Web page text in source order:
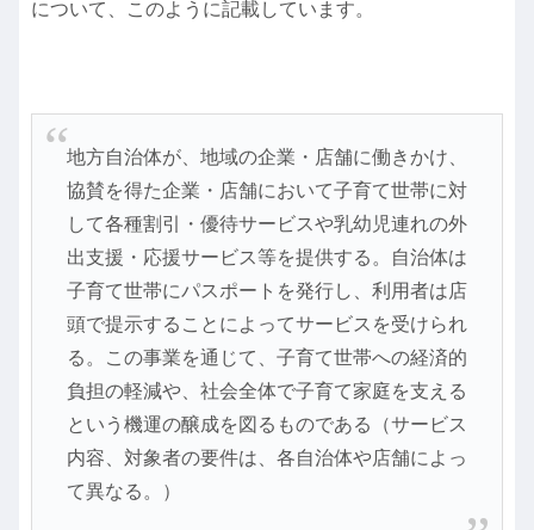
について、このように記載しています。
地方自治体が、地域の企業・店舗に働きかけ、
協賛を得た企業・店舗において子育て世帯に対
して各種割引・優待サービスや乳幼児連れの外
出支援・応援サービス等を提供する。自治体は
子育て世帯にパスポートを発行し、利用者は店
頭で提示することによってサービスを受けられ
る。この事業を通じて、子育て世帯への経済的
負担の軽減や、社会全体で子育て家庭を支える
という機運の醸成を図るものである（サービス
内容、対象者の要件は、各自治体や店舗によっ
て異なる。）